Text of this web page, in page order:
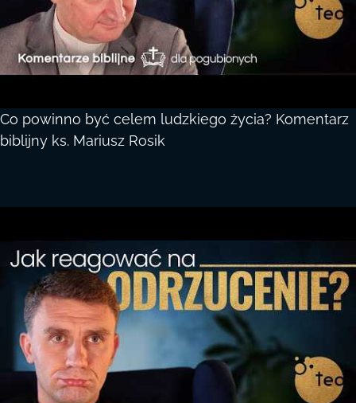
Co powinno być celem ludzkiego życia? Komentarz
biblijny ks. Mariusz Rosik